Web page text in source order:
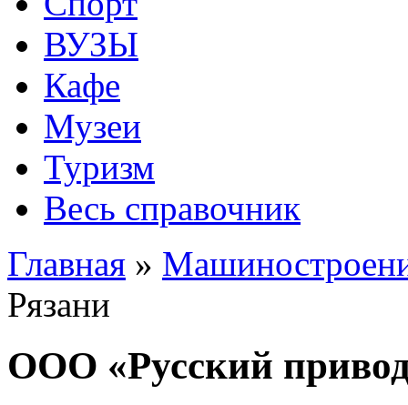
ВУЗЫ
Кафе
Музеи
Туризм
Весь справочник
Главная »
Рязани
ООО «Русский